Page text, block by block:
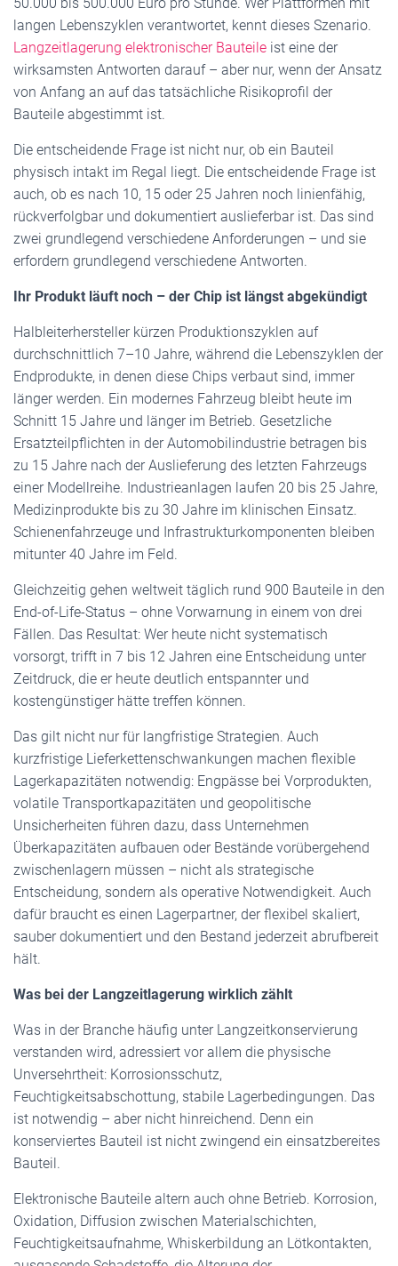
langen Lebenszyklen verantwortet, kennt dieses Szenario.
Langzeitlagerung elektronischer Bauteile ist eine der
wirksamsten Antworten darauf – aber nur, wenn der Ansatz
von Anfang an auf das tatsächliche Risikoprofil der
Bauteile abgestimmt ist.
Die entscheidende Frage ist nicht nur, ob ein Bauteil
physisch intakt im Regal liegt. Die entscheidende Frage ist
auch, ob es nach 10, 15 oder 25 Jahren noch linienfähig,
rückverfolgbar und dokumentiert auslieferbar ist. Das sind
zwei grundlegend verschiedene Anforderungen – und sie
erfordern grundlegend verschiedene Antworten.
Ihr Produkt läuft noch – der Chip ist längst abgekündigt
Halbleiterhersteller kürzen Produktionszyklen auf
durchschnittlich 7–10 Jahre, während die Lebenszyklen der
Endprodukte, in denen diese Chips verbaut sind, immer
länger werden. Ein modernes Fahrzeug bleibt heute im
Schnitt 15 Jahre und länger im Betrieb. Gesetzliche
Ersatzteilpflichten in der Automobilindustrie betragen bis
zu 15 Jahre nach der Auslieferung des letzten Fahrzeugs
einer Modellreihe. Industrieanlagen laufen 20 bis 25 Jahre,
Medizinprodukte bis zu 30 Jahre im klinischen Einsatz.
Schienenfahrzeuge und Infrastrukturkomponenten bleiben
mitunter 40 Jahre im Feld.
Gleichzeitig gehen weltweit täglich rund 900 Bauteile in den
End-of-Life-Status – ohne Vorwarnung in einem von drei
Fällen. Das Resultat: Wer heute nicht systematisch
vorsorgt, trifft in 7 bis 12 Jahren eine Entscheidung unter
Zeitdruck, die er heute deutlich entspannter und
kostengünstiger hätte treffen können.
Das gilt nicht nur für langfristige Strategien. Auch
kurzfristige Lieferkettenschwankungen machen flexible
Lagerkapazitäten notwendig: Engpässe bei Vorprodukten,
volatile Transportkapazitäten und geopolitische
Unsicherheiten führen dazu, dass Unternehmen
Überkapazitäten aufbauen oder Bestände vorübergehend
zwischenlagern müssen – nicht als strategische
Entscheidung, sondern als operative Notwendigkeit. Auch
dafür braucht es einen Lagerpartner, der flexibel skaliert,
sauber dokumentiert und den Bestand jederzeit abrufbereit
hält.
Was bei der Langzeitlagerung wirklich zählt
Was in der Branche häufig unter Langzeitkonservierung
verstanden wird, adressiert vor allem die physische
Unversehrtheit: Korrosionsschutz,
Feuchtigkeitsabschottung, stabile Lagerbedingungen. Das
ist notwendig – aber nicht hinreichend. Denn ein
konserviertes Bauteil ist nicht zwingend ein einsatzbereites
Bauteil.
Elektronische Bauteile altern auch ohne Betrieb. Korrosion,
Oxidation, Diffusion zwischen Materialschichten,
Feuchtigkeitsaufnahme, Whiskerbildung an Lötkontakten,